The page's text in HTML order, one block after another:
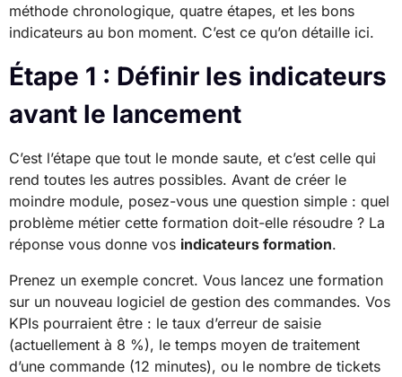
méthode chronologique, quatre étapes, et les bons
indicateurs au bon moment. C’est ce qu’on détaille ici.
Étape 1 : Définir les indicateurs
avant le lancement
C’est l’étape que tout le monde saute, et c’est celle qui
rend toutes les autres possibles. Avant de créer le
moindre module, posez-vous une question simple : quel
problème métier cette formation doit-elle résoudre ? La
réponse vous donne vos indicateurs formation.
Prenez un exemple concret. Vous lancez une formation
sur un nouveau logiciel de gestion des commandes. Vos
KPIs pourraient être : le taux d’erreur de saisie
(actuellement à 8 %), le temps moyen de traitement
d’une commande (12 minutes), ou le nombre de tickets